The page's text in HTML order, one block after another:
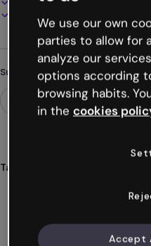
Suchst du etwas anderes?
Tags
Mehr
We use our own
parties to allow for
analyze our
options according
browsing habits.
in the cookies
Accept